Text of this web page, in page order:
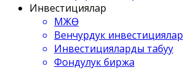
Инвестициялар
МЖӨ
Венчурдук инвестициялар
Инвестицияларды табуу
Фондулук биржа